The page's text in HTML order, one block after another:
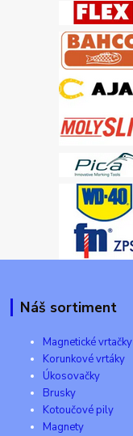
Náš sortiment
Magnetické vrtačky
Korunkové vrtáky
Úkosovačky
Brusky
Kotoučové pily
Magnety